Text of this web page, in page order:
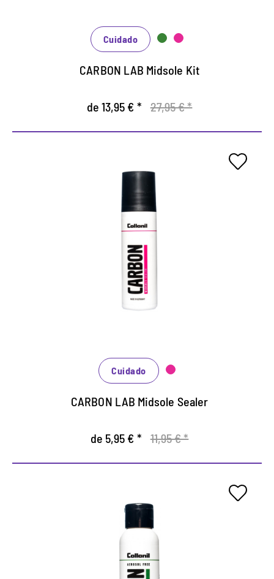
Cuidado
CARBON LAB Midsole Kit
de 13,95 € * 27,95 € *
Sellado para entresuela.
Sellado altamente efectivo de la entresuela.
Protege efectivamente de la suciedad.
Cuidado
CARBON LAB Midsole Sealer
de 5,95 € * 11,95 € *
Limpieza líquida para
zapatillas y zapatos